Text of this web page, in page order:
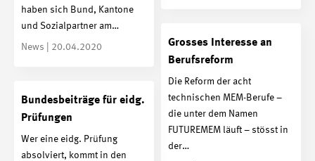
haben sich Bund, Kantone
und Sozialpartner am…
News | 20.04.2020
Grosses Interesse an
Berufsreform
Die Reform der acht
technischen MEM-Berufe –
die unter dem Namen
FUTUREMEM läuft – stösst in
der…
Bundesbeiträge für eidg.
Prüfungen
Wer eine eidg. Prüfung
absolviert, kommt in den